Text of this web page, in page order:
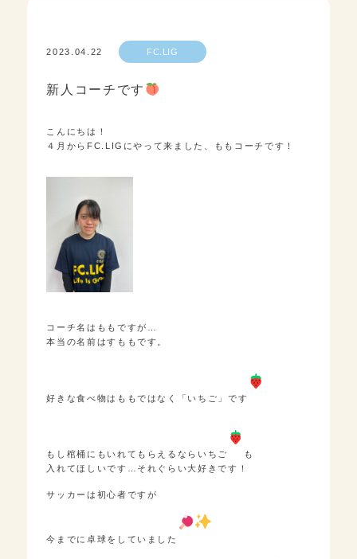
2023.04.22 FC.LIG
新人コーチです
こんにちは！
４月からFC.LIGにやって来ました、ももコーチです！
コーチ名はももですが…
本当の名前はすももです。
好きな食べ物はももではなく「いちご」です
もし棺桶にもいれてもらえるならいちご
も
入れてほしいです…それぐらい大好きです！
サッカーは初心者ですが
今までに卓球をしていました